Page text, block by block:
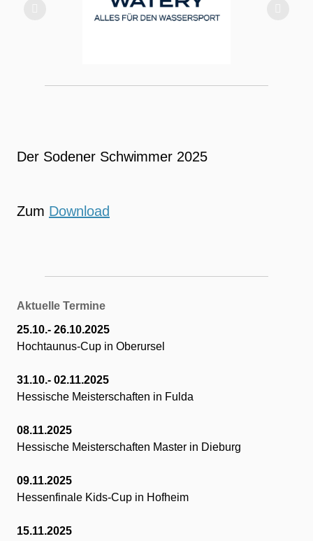
Der Sodener Schwimmer 2025
Zum Download
Aktuelle Termine
25.10.- 26.10.2025
Hochtaunus-Cup in Oberursel
31.10.- 02.11.2025
Hessische Meisterschaften in Fulda
08.11.2025
Hessische Meisterschaften Master in Dieburg
09.11.2025
Hessenfinale Kids-Cup in Hofheim
15.11.2025